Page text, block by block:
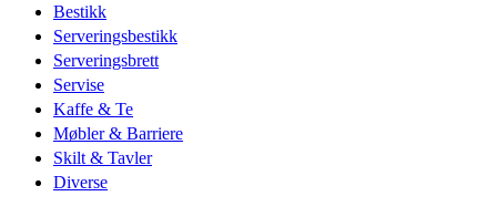
Bestikk
Serveringsbestikk
Serveringsbrett
Servise
Kaffe & Te
Møbler & Barriere
Skilt & Tavler
Diverse